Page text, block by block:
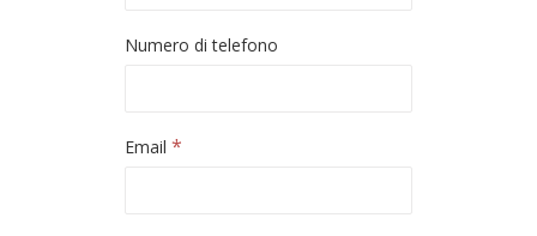
Numero di telefono
Email *